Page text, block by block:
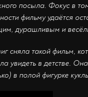
посыла. Фокус в
фильму удаётся
дурашливым и
сняла такой фильм,
увидеть в детстве.
в полой фигурке